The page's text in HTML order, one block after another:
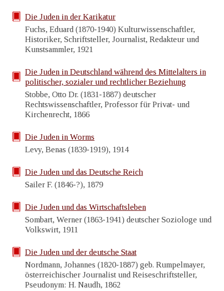
Die Juden in der Karikatur
Fuchs, Eduard (1870-1940) Kulturwissenschaftler,
Historiker, Schriftsteller, Journalist, Redakteur und
Kunstsammler, 1921
Die Juden in Deutschland während des Mittelalters in
politischer, sozialer und rechtlicher Beziehung
Stobbe, Otto Dr. (1831-1887) deutscher
Rechtswissenschaftler, Professor für Privat- und
Kirchenrecht, 1866
Die Juden in Worms
Levy, Benas (1839-1919), 1914
Die Juden und das Deutsche Reich
Sailer F. (1846-?), 1879
Die Juden und das Wirtschaftsleben
Sombart, Werner (1863-1941) deutscher Soziologe und
Volkswirt, 1911
Die Juden und der deutsche Staat
Nordmann, Johannes (1820-1887) geb. Rumpelmayer,
österreichischer Journalist und Reiseschriftsteller,
Pseudonym: H. Naudh, 1862